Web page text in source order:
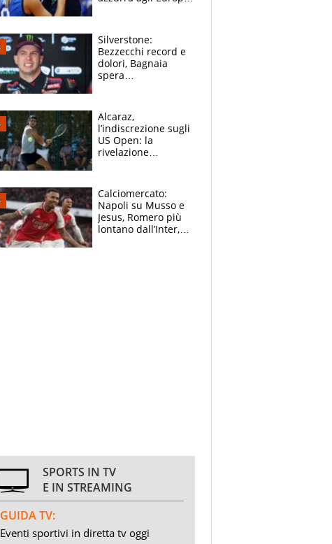
Silverstone:
Bezzecchi record e
dolori, Bagnaia
spera
e vota Aprilia
Alcaraz,
l’indiscrezione sugli
US Open: la
rivelazione
B. Rune verso la
rinuncia
Calciomercato:
Napoli su Musso e
Jesus, Romero più
lontano dall’Inter,
SPORTS IN TV
E IN STREAMING
GUIDA TV:
Eventi sportivi in diretta tv oggi